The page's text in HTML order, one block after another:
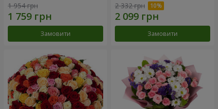
1 954 грн
Замовити
2 332 грн
Замовити